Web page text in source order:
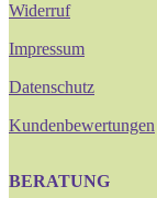
Widerruf
Impressum
Datenschutz
Kundenbewertungen
BERATUNG